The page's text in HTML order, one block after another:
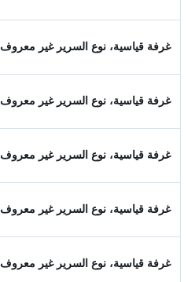
غرفة قياسية، نوع السرير غير معروف
غرفة قياسية، نوع السرير غير معروف
غرفة قياسية، نوع السرير غير معروف
غرفة قياسية، نوع السرير غير معروف
غرفة قياسية، نوع السرير غير معروف